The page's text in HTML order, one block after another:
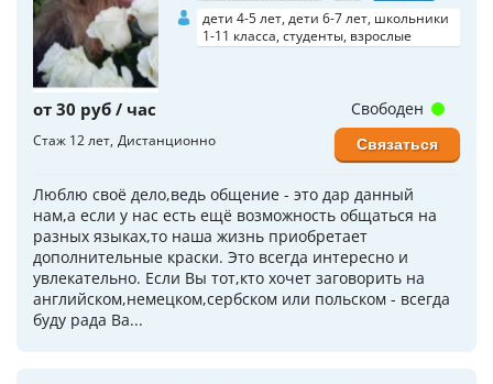
дети 4-5 лет, дети 6-7 лет, школьники
1-11 класса, студенты, взрослые
от 30 руб / час
Стаж 12 лет Дистанционно
Люблю своё дело,ведь общение - это дар данный
нам,а если у нас есть ещё возможность общаться на
разных языках,то наша жизнь приобретает
дополнительные краски. Это всегда интересно и
увлекательно. Если Вы тот,кто хочет заговорить на
английском,немецком,сербском или польском - всегда
буду рада Ва...
Свободен
Связаться